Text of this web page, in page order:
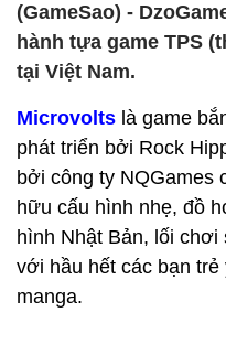
(GameSao) -
hành tựa game TPS
tại Việt Nam.
Microvolts là game
phát triển bởi Rock
bởi công ty NQGames
hữu cấu hình nhẹ, đồ
hình Nhật Bản, lối
với hầu hết các bạn
manga.